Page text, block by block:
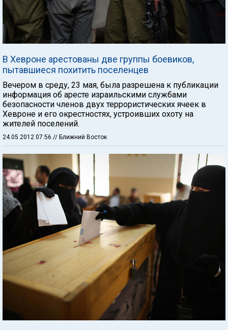
В Хевроне арестованы две группы боевиков,
пытавшиеся похитить поселенцев
Вечером в среду, 23 мая, была разрешена к публикации
информация об аресте израильскими службами
безопасности членов двух террористических ячеек в
Хевроне и его окрестностях, устроивших охоту на
жителей поселений.
24.05.2012 07:56 // Ближний Восток